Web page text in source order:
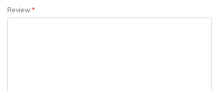
Review:*